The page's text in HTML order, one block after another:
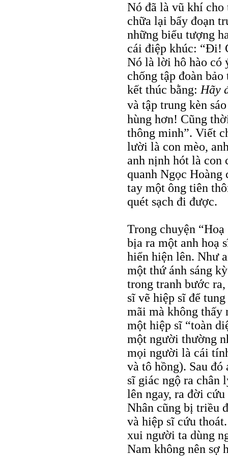
Nó đã là vũ khí
chữa lại bẩy đoạn
những biểu tượng
cái điệp khúc: “Đi!
Nó là lời hô hào có
chống tập đoàn
kết thúc bằng:Hãy
và tập trung kèn
hùng hơn! Cũng
thông minh”. Viết
lười là con mèo,
anh nịnh hót là con
quanh Ngọc
tay một ông tiên
quét sạch đi được.
Trong chuyện
bịa ra một anh hoạ
hiển hiện lên. Như
một thứ ánh sáng
trong tranh bước
sĩ vẽ hiệp sĩ để
mãi mà không thấy
một hiệp sĩ “toàn
một người thường
mọi người là cái
và tô hồng). Sau
sĩ giác ngộ ra chân
lên ngay, ra đời
Nhân cũng bị triều
và hiệp sĩ cứu
xui người ta dùng
Nam không nên sợ